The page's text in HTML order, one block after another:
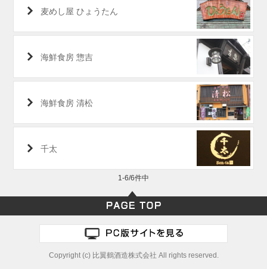
麦めし屋 ひょうたん
海鮮食房 惣吉
海鮮食房 清松
千太
1-6/6件中
Copyright (c) 比翼鶴酒造株式会社 All rights reserved.